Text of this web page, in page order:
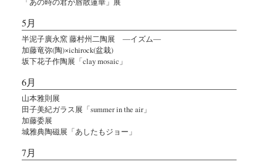
5月
半泥子廣永窯 藤村州二陶展 ―イズム―
加藤竜弥(陶)×ichirock(盆栽)
坂下花子作陶展「clay mosaic」
6月
山本雅則展
田子美紀ガラス展「summer in the air」
加藤委展
城雅典陶磁展「あしたもジョー」
7月